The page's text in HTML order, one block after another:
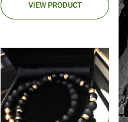
VIEW PRODUCT